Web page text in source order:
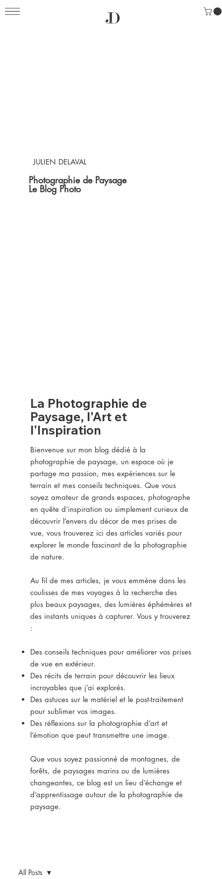
All Posts
Photographie de Paysage
Le Blog Photo
JULIEN DELAVAL
La Photographie de
Paysage, l'Art et
l'Inspiration
Bienvenue sur mon blog dédié à la
photographie de paysage, un espace où je
partage ma passion, mes expériences sur le
terrain et mes conseils techniques. Que vous
soyez amateur de grands espaces, photographe
en quête d’inspiration ou simplement curieux de
découvrir l’envers du décor de mes prises de
vue, vous trouverez ici des articles variés pour
explorer le monde fascinant de la photographie
de nature.
Au fil de mes articles, je vous emmène dans les
coulisses de mes voyages à la recherche des
plus beaux paysages, des lumières éphémères et
des instants uniques à capturer. Vous y trouverez
:
Des conseils techniques pour améliorer vos prises
de vue en extérieur.
Des récits de terrain pour découvrir les lieux
incroyables que j’ai explorés.
Des astuces sur le matériel et le post-traitement
pour sublimer vos images.
Des réflexions sur la photographie d’art et
l’émotion que peut transmettre une image.
Que vous soyez passionné de montagnes, de
forêts, de paysages marins ou de lumières
changeantes, ce blog est un lieu d’échange et
d’apprentissage autour de la photographie de
paysage.